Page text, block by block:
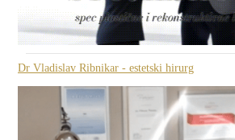
Dr Vladislav Ribnikar - estetski hirurg